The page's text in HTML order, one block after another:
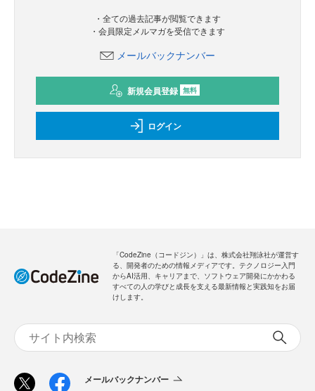
・全ての過去記事が閲覧できます
・会員限定メルマガを受信できます
メールバックナンバー
新規会員登録 無料
ログイン
「CodeZine（コードジン）」は、株式会社翔泳社が運営す
る、開発者のための情報メディアです。テクノロジー入門
からAI活用、キャリアまで、ソフトウェア開発にかかわる
すべての人の学びと成長を支える最新情報と実践知をお届
けします。
メールバックナンバー